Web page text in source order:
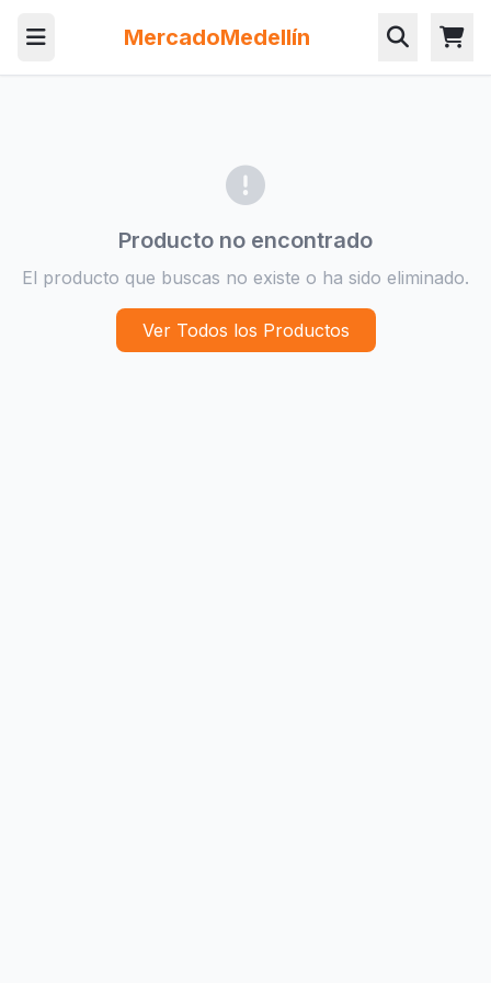
MercadoMedellín
Producto no encontrado
El producto que buscas no existe o ha sido eliminado.
Ver Todos los Productos